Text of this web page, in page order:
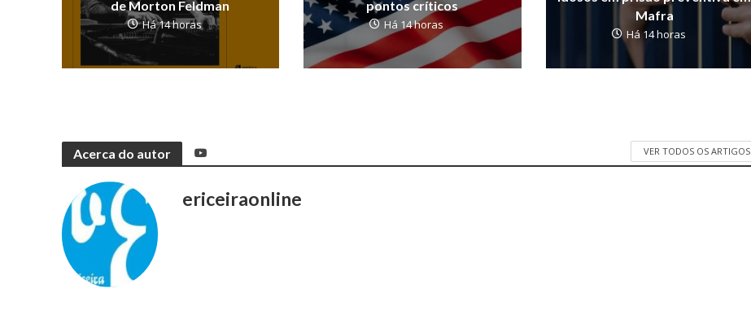
de Morton Feldman
Há 14 horas
pontos críticos
Há 14 horas
Mafra
Há 14 horas
Acerca do autor VER TODOS OS ARTIGOS
ericeiraonline